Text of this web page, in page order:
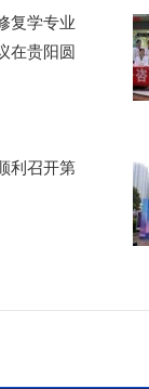
复学专业
在贵阳圆
利召开第